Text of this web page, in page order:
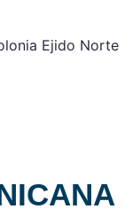
Ejido Norte